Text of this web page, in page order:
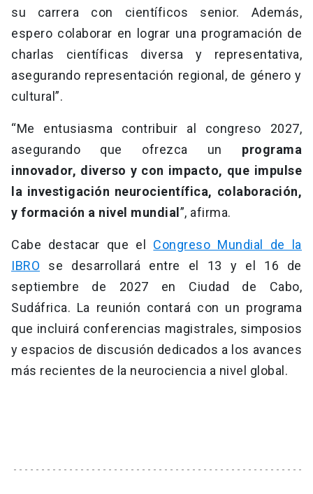
su carrera con científicos senior. Además,
espero colaborar en lograr una programación de
charlas científicas diversa y representativa,
asegurando representación regional, de género y
cultural”.
“Me entusiasma contribuir al congreso 2027,
asegurando que ofrezca un programa
innovador, diverso y con impacto, que impulse
la investigación neurocientífica, colaboración,
y formación a nivel mundial ”, afirma.
Cabe destacar que el Congreso Mundial de la
IBRO se desarrollará entre el 13 y el 16 de
septiembre de 2027 en Ciudad de Cabo,
Sudáfrica. La reunión contará con un programa
que incluirá conferencias magistrales, simposios
y espacios de discusión dedicados a los avances
más recientes de la neurociencia a nivel global.